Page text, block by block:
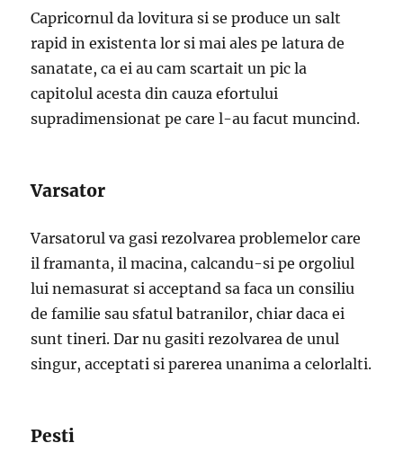
Capricornul da lovitura si se produce un salt
rapid in existenta lor si mai ales pe latura de
sanatate, ca ei au cam scartait un pic la
capitolul acesta din cauza efortului
supradimensionat pe care l-au facut muncind.
Varsator
Varsatorul va gasi rezolvarea problemelor care
il framanta, il macina, calcandu-si pe orgoliul
lui nemasurat si acceptand sa faca un consiliu
de familie sau sfatul batranilor, chiar daca ei
sunt tineri. Dar nu gasiti rezolvarea de unul
singur, acceptati si parerea unanima a celorlalti.
Pesti